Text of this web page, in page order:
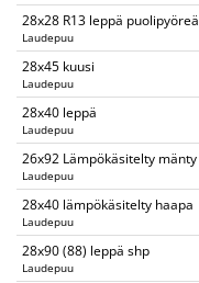
28x28 R13 leppä puolipyöreä
Laudepuu
28x45 kuusi
Laudepuu
28x40 leppä
Laudepuu
26x92 Lämpökäsitelty mänty
Laudepuu
28x40 lämpökäsitelty haapa
Laudepuu
28x90 (88) leppä shp
Laudepuu